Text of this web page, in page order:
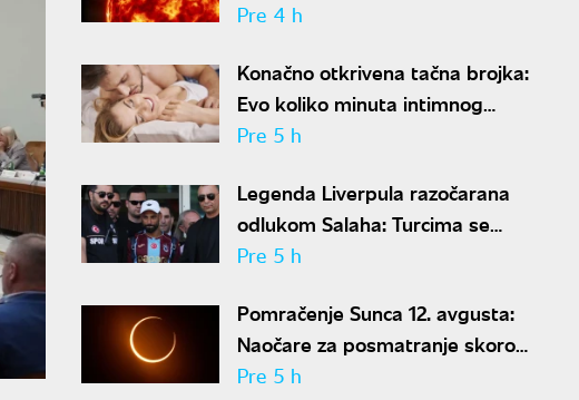
solarne baklje
Pre 4 h
Konačno otkrivena tačna brojka:
Evo koliko minuta intimnog
odnosa je ženi potrebno da bi
Pre 5 h
Legenda Liverpula razočarana
odlukom Salaha: Turcima se
neće dopasti ove reči
Pre 5 h
Pomračenje Sunca 12. avgusta:
Naočare za posmatranje skoro
rasprodate
Pre 5 h